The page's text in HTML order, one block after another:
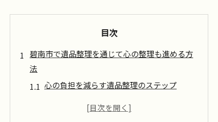
目次
碧南市で遺品整理を通じて心の整理も進める方
法
心の負担を減らす遺品整理のステップ
思い出を尊重する整理の進め方